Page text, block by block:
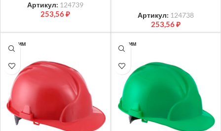
Артикул: 124739
253,56₽ Артикул: 124738
253,56₽
ТК РИМ ТК РИМ